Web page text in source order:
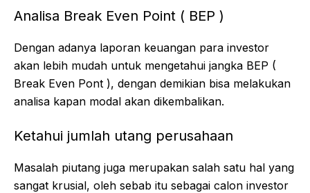
Analisa Break Even Point ( BEP )
Dengan adanya laporan keuangan para investor
akan lebih mudah untuk mengetahui jangka BEP (
Break Even Pont ), dengan demikian bisa melakukan
analisa kapan modal akan dikembalikan.
Ketahui jumlah utang perusahaan
Masalah piutang juga merupakan salah satu hal yang
sangat krusial, oleh sebab itu sebagai calon investor